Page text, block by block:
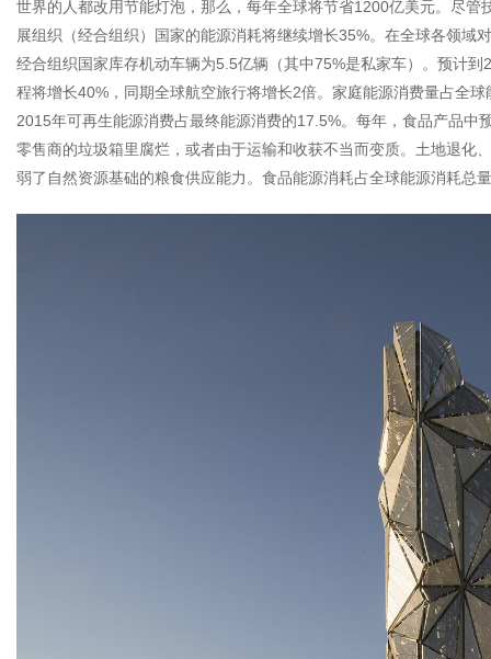
世界的人都改用节能灯泡，那么，每年全球将节省1200亿美元。尽
展组织（经合组织）国家的能源消耗将继续增长35%。在全球各领
经合组织国家库存机动车辆为5.5亿辆（其中75%是私家车）。预计
程将增长40%，同期全球航空旅行将增长2倍。家庭能源消费量占全
2015年可再生能源消费占最终能源消费的17.5%。每年，食品产品
零售商的垃圾箱里腐烂，或者由于运输和收获不当而变质。土地退化
弱了自然资源基础的粮食供应能力。食品能源消耗占全球能源消耗总